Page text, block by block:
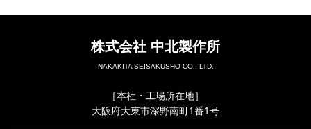
株式会社 中北製作所
NAKAKITA SEISAKUSHO CO., LTD.
［本社・工場所在地］
大阪府大東市深野南町1番1号